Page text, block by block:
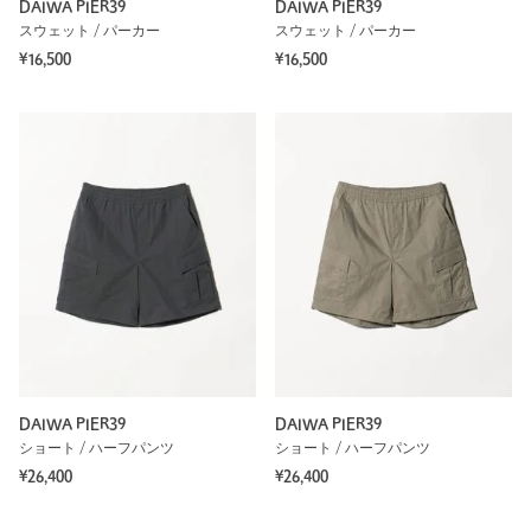
DAIWA PIER39
スウェット / パーカー
¥16,500
DAIWA PIER39
スウェット / パーカー
¥16,500
DAIWA PIER39
ショート / ハーフパンツ
¥26,400
DAIWA PIER39
ショート / ハーフパンツ
¥26,400